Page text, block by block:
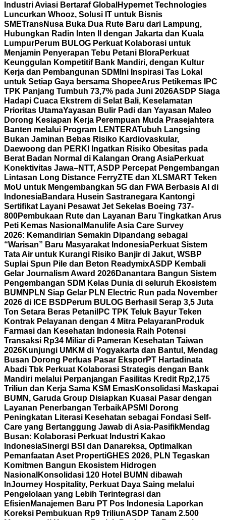
Industri Aviasi Bertaraf Global Hypernet Technologies
Luncurkan Whooz, Solusi IT untuk Bisnis
SMETransNusa Buka Dua Rute Baru dari Lampung,
Hubungkan Radin Inten II dengan Jakarta dan Kuala
LumpurPerum BULOG Perkuat Kolaborasi untuk
Menjamin Penyerapan Tebu Petani BloraPerkuat
Keunggulan Kompetitif Bank Mandiri, dengan Kultur
Kerja dan Pembangunan SDM Ini Inspirasi Tas Lokal
untuk Setiap Gaya bersama ShopeeArus Petikemas IPC
TPK Panjang Tumbuh 73,7% pada Juni 2026ASDP Siaga
Hadapi Cuaca Ekstrem di Selat Bali, Keselamatan
Prioritas UtamaYayasan Bulir Padi dan Yayasan Maleo
Dorong Kesiapan Kerja Perempuan Muda Prasejahtera
Banten melalui Program LENTERATubuh Langsing
Bukan Jaminan Bebas Risiko Kardiovaskular,
Daewoong dan PERKI Ingatkan Risiko Obesitas pada
Berat Badan Normal di Kalangan Orang AsiaPerkuat
Konektivitas Jawa–NTT, ASDP Percepat Pengembangan
Lintasan Long Distance FerryZTE dan XLSMART Teken
MoU untuk Mengembangkan 5G dan FWA Berbasis AI di
IndonesiaBandara Husein Sastranegara Kantongi
Sertifikat Layani Pesawat Jet Sekelas Boeing 737-
800Pembukaan Rute dan Layanan Baru Tingkatkan Arus
Peti Kemas Nasional Manulife Asia Care Survey
2026: Kemandirian Semakin Dipandang sebagai
“Warisan” Baru Masyarakat IndonesiaPerkuat Sistem
Tata Air untuk Kurangi Risiko Banjir di Jakut, WSBP
Suplai Spun Pile dan Beton ReadymixASDP Kembali
Gelar Journalism Award 2026Danantara Bangun Sistem
Pengembangan SDM Kelas Dunia di seluruh Ekosistem
BUMN PLN Siap Gelar PLN Electric Run pada November
2026 di ICE BSD Perum BULOG Berhasil Serap 3,5 Juta
Ton Setara Beras Petani IPC TPK Teluk Bayur Teken
Kontrak Pelayanan dengan 4 Mitra Pelayaran Produk
Farmasi dan Kesehatan Indonesia Raih Potensi
Transaksi Rp34 Miliar di Pameran Kesehatan Taiwan
2026Kunjungi UMKM di Yogyakarta dan Bantul, Mendag
Busan Dorong Perluas Pasar EksporPT Hartadinata
Abadi Tbk Perkuat Kolaborasi Strategis dengan Bank
Mandiri melalui Perpanjangan Fasilitas Kredit Rp2,175
Triliun dan Kerja Sama KSM EmasKonsolidasi Maskapai
BUMN, Garuda Group Disiapkan Kuasai Pasar dengan
Layanan Penerbangan TerbaikAPSMI Dorong
Peningkatan Literasi Kesehatan sebagai Fondasi Self-
Care yang Bertanggung Jawab di Asia-PasifikMendag
Busan: Kolaborasi Perkuat Industri Kakao
IndonesiaSinergi BSI dan Danareksa, Optimalkan
Pemanfaatan Aset PropertiGHES 2026, PLN Tegaskan
Komitmen Bangun Ekosistem Hidrogen
Nasional Konsolidasi 120 Hotel BUMN dibawah
InJourney Hospitality, Perkuat Daya Saing melalui
Pengelolaan yang Lebih Terintegrasi dan
Efisien Manajemen Baru PT Pos Indonesia Laporkan
Koreksi Pembukuan Rp9 TriliunASDP Tanam 2.500